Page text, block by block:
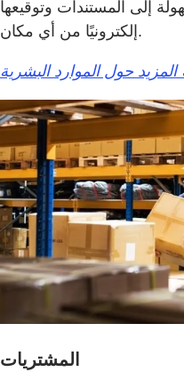
إلى المستندات وتوقيعها
إلكترونيًا من أي مكان.
حول الموارد البشرية
المشتريات